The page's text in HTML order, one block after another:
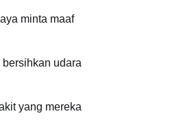
minta maaf
udara
yang mereka